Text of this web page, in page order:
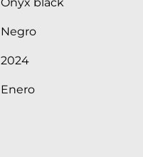
Negro
2024
Enero